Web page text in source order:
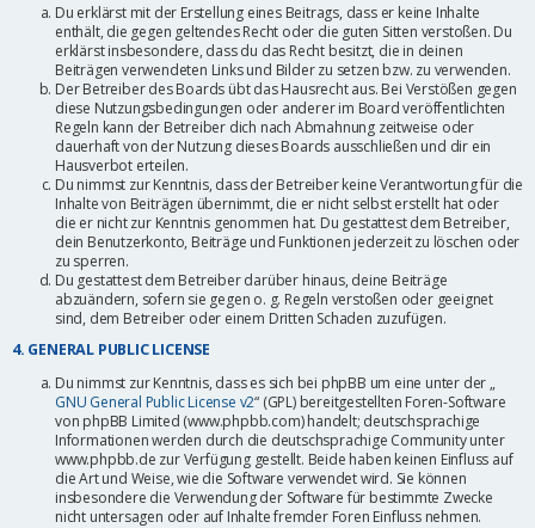
Du erklärst mit der Erstellung eines Beitrags, dass er keine Inhalte
enthält, die gegen geltendes Recht oder die guten Sitten verstoßen. Du
erklärst insbesondere, dass du das Recht besitzt, die in deinen
Beiträgen verwendeten Links und Bilder zu setzen bzw. zu verwenden.
Der Betreiber des Boards übt das Hausrecht aus. Bei Verstößen gegen
diese Nutzungsbedingungen oder anderer im Board veröffentlichten
Regeln kann der Betreiber dich nach Abmahnung zeitweise oder
dauerhaft von der Nutzung dieses Boards ausschließen und dir ein
Hausverbot erteilen.
Du nimmst zur Kenntnis, dass der Betreiber keine Verantwortung für die
Inhalte von Beiträgen übernimmt, die er nicht selbst erstellt hat oder
die er nicht zur Kenntnis genommen hat. Du gestattest dem Betreiber,
dein Benutzerkonto, Beiträge und Funktionen jederzeit zu löschen oder
zu sperren.
Du gestattest dem Betreiber darüber hinaus, deine Beiträge
abzuändern, sofern sie gegen o. g. Regeln verstoßen oder geeignet
sind, dem Betreiber oder einem Dritten Schaden zuzufügen.
4. GENERAL PUBLIC LICENSE
Du nimmst zur Kenntnis, dass es sich bei phpBB um eine unter der „
GNU General Public License v2“ (GPL) bereitgestellten Foren-Software
von phpBB Limited (www.phpbb.com) handelt; deutschsprachige
Informationen werden durch die deutschsprachige Community unter
www.phpbb.de zur Verfügung gestellt. Beide haben keinen Einfluss auf
die Art und Weise, wie die Software verwendet wird. Sie können
insbesondere die Verwendung der Software für bestimmte Zwecke
nicht untersagen oder auf Inhalte fremder Foren Einfluss nehmen.